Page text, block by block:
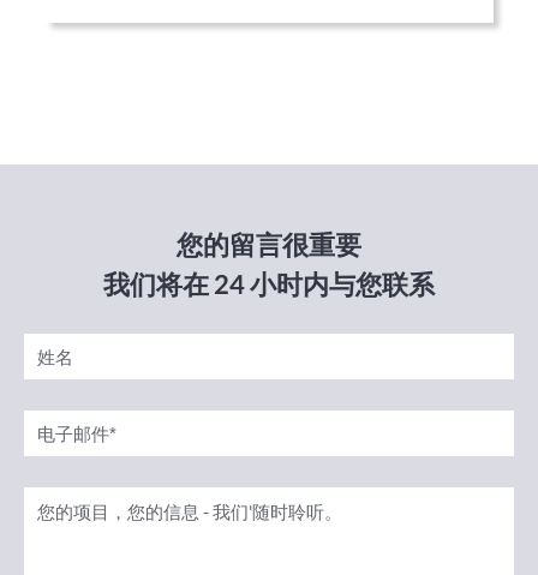
您的留言很重要
我们将在 24 小时内与您联系